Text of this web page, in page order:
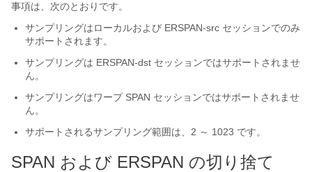
事項は、次のとおりです。
サンプリングはローカルおよび ERSPAN-src セッションでのみ
サポートされます。
サンプリングは ERSPAN-dst セッションではサポートされませ
ん。
サンプリングはワープ SPAN セッションではサポートされませ
ん。
サポートされるサンプリング範囲は、2 ～ 1023 です。
SPAN および ERSPAN の切り捨て